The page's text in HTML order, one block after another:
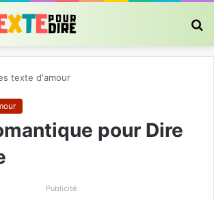
texte d'amour
pour Dire
Publicité